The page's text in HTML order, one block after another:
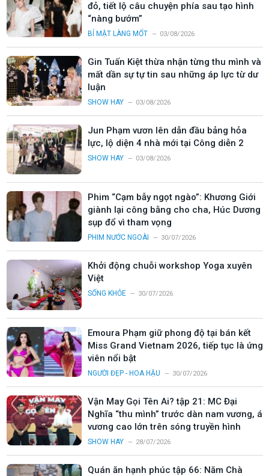
đỏ, tiết lộ câu chuyện phía sau tạo hình
“nàng bướm”
BÍ MẬT LÀNG MỐT 03/08/2026
Gin Tuấn Kiệt thừa nhận từng thu mình và
mất dần sự tự tin sau những áp lực từ dư
luận
SHOW HAY 03/08/2026
Jun Phạm vươn lên dẫn đầu bảng hỏa
lực, lộ diện 4 nhà mới tại Công diễn 2
SHOW HAY 03/08/2026
Phim “Cạm bẫy ngọt ngào”: Khương Giới
giành lại công bằng cho cha, Húc Dương
sụp đổ vì tham vọng
PHIM NƯỚC NGOÀI 30/07/2026
Khởi động chuỗi workshop Yoga xuyên
Việt
SỐNG KHỎE 30/07/2026
Emoura Phạm giữ phong độ tại bán kết
Miss Grand Vietnam 2026, tiếp tục là ứng
viên nổi bật
NGƯỜI ĐẸP - HOA HẬU 30/07/2026
Vận May Gọi Tên Ai? tập 21: MC Đại
Nghĩa “thu mình” trước dàn nam vương, á
vương cao lớn trên sóng truyền hình
SHOW HAY 28/07/2026
Quán ăn hạnh phúc tập 66: Năm Chà